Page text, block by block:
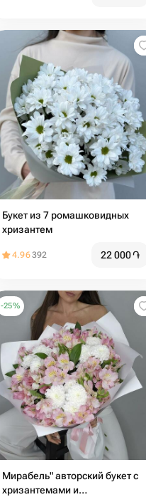
Букет из 7 ромашковидных
хризантем
4.96392 22 000֏
-25%
Мирабель" авторский букет с
хризантемами и